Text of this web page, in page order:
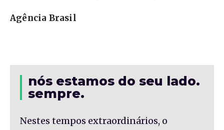
Agência Brasil
nós estamos do seu lado.
sempre.
Nestes tempos extraordinários, o